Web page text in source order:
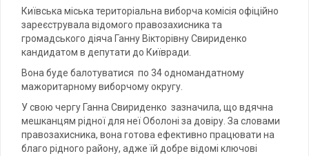
Київська міська територіальна виборча комісія офіційно
зареєструвала відомого правозахисника та
громадського діяча Ганну Вікторівну Свириденко
кандидатом в депутати до Київради.
Вона буде балотуватися по 34 одномандатному
мажоритарному виборчому округу.
У свою чергу Ганна Свириденко зазначила, що вдячна
мешканцям рідної для неї Оболоні за довіру. За словами
правозахисника, вона готова ефективно працювати на
благо рідного району, адже їй добре відомі ключові